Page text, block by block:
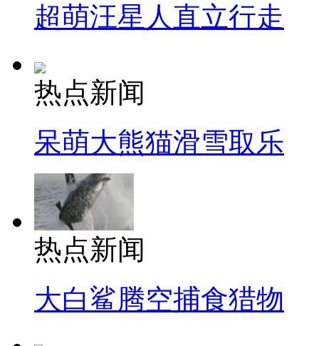
超萌汪星人直立行走
热点新闻
呆萌大熊猫滑雪取乐
热点新闻
大白鲨腾空捕食猎物